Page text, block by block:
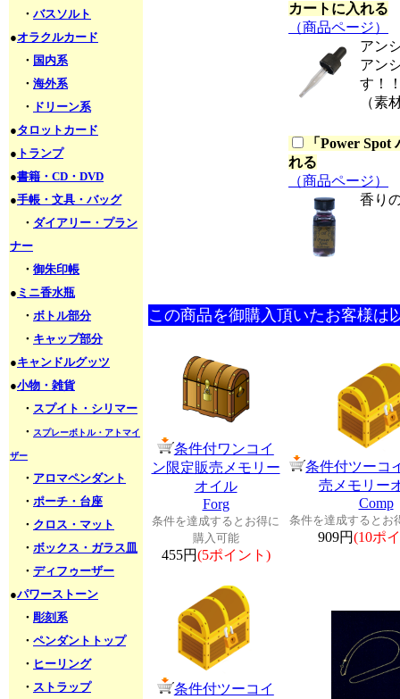
・ バスソルト
●オラクルカード
・ 国内系
・ 海外系
・ ドリーン系
●タロットカード
● トランプ
●書籍・CD・DVD
●手帳・文具・バッグ
・ ダイアリー・プラン
ナー
・ 御朱印帳
● ミニ香水瓶
・ ボトル部分
・ キャップ部分
●キャンドルグッツ
●小物・雑貨
・ スプイト・シリマー
・ スプレーボトル・アトマイ
ザー
・ アロマペンダント
・ ポーチ・台座
・ クロス・マット
・ ボックス・ガラス皿
・ ディフゥーザー
●パワーストーン
・ 彫刻系
・ ペンダントトップ
・ ヒーリング
・ ストラップ
カートに入れる
（商品ページ）
アン
アン
す！
（素
「 Power Spot
れる
（商品ページ）
香り
この商品を御購入頂いたお客様は
条件付ワンコイ
ン限定販売メモリー
オイル
Forg
条件を達成するとお得に
購入可能
455円(5ポイント)
条件付ツーコ
売メモリー
Comp
条件を達成するとお
909円(10ポ
条件付ツーコイ